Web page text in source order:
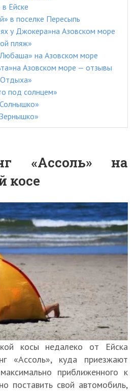
Ейске
в поселке Пересыпь
у Джокера»на Азовском море
пляж»
на Азовском море
Азовском море — отзывы
под солнцем»
«Ассоль» на
косе
косы недалеко от Ейска
«Ассоль», куда приезжают
приближенного к
поставить свой автомобиль,